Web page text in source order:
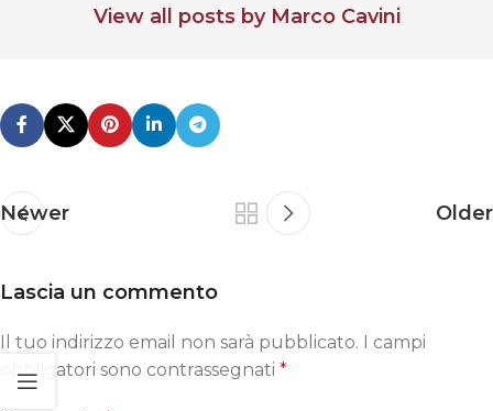
View all posts by Marco Cavini
Newer Older
Lascia un commento
Il tuo indirizzo email non sarà pubblicato. I campi
obbligatori sono contrassegnati *